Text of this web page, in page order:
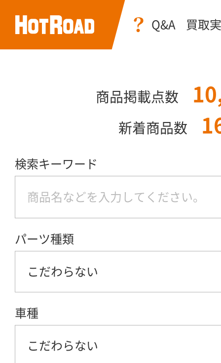
Q&A 買取
商品掲載点数
新着商品数
検索キーワード
パーツ種類
こだわらない
車種
こだわらない